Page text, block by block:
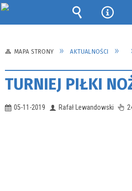
MAPA STRONY AKTUALNOŚCI
TURNIEJ PIŁKI
05-11-2019 Rafał Lewandowski